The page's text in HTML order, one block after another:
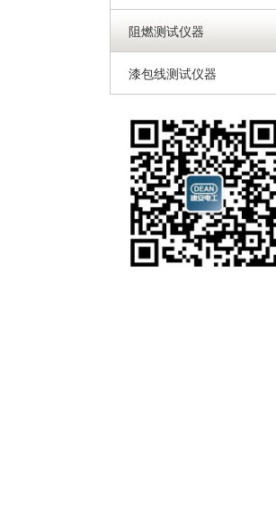
阻燃测试仪器
漆包线测试仪器